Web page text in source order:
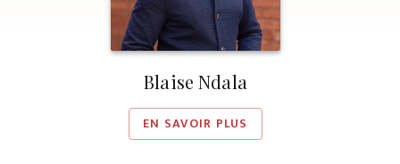
Blaise Ndala
EN SAVOIR PLUS